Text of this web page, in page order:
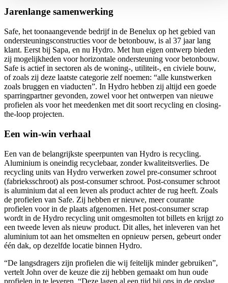
Jarenlange samenwerking
Safe, het toonaangevende bedrijf in de Benelux op het gebied van
ondersteuningsconstructies voor de betonbouw, is al 37 jaar lang
klant. Eerst bij Sapa, en nu Hydro. Met hun eigen ontwerp bieden
zij mogelijkheden voor horizontale ondersteuning voor betonbouw.
Safe is actief in sectoren als de woning-, utiliteit-, en civiele bouw,
of zoals zij deze laatste categorie zelf noemen: “alle kunstwerken
zoals bruggen en viaducten”. In Hydro hebben zij altijd een goede
sparringpartner gevonden, zowel voor het ontwerpen van nieuwe
profielen als voor het meedenken met dit soort recycling en closing-
the-loop projecten.
Een win-win verhaal
Een van de belangrijkste speerpunten van Hydro is recycling.
Aluminium is oneindig recyclebaar, zonder kwaliteitsverlies. De
recycling units van Hydro verwerken zowel pre-consumer schroot
(fabrieksschroot) als post-consumer schroot. Post-consumer schroot
is aluminium dat al een leven als product achter de rug heeft. Zoals
de profielen van Safe. Zij hebben er nieuwe, meer courante
profielen voor in de plaats afgenomen. Het post-consumer scrap
wordt in de Hydro recycling unit omgesmolten tot billets en krijgt zo
een tweede leven als nieuw product. Dit alles, het inleveren van het
aluminium tot aan het omsmelten en opnieuw persen, gebeurt onder
één dak, op dezelfde locatie binnen Hydro.
“De langsdragers zijn profielen die wij feitelijk minder gebruiken”,
vertelt John over de keuze die zij hebben gemaakt om hun oude
profielen in te leveren. “Deze lagen al een tijd bij ons in de opslag.